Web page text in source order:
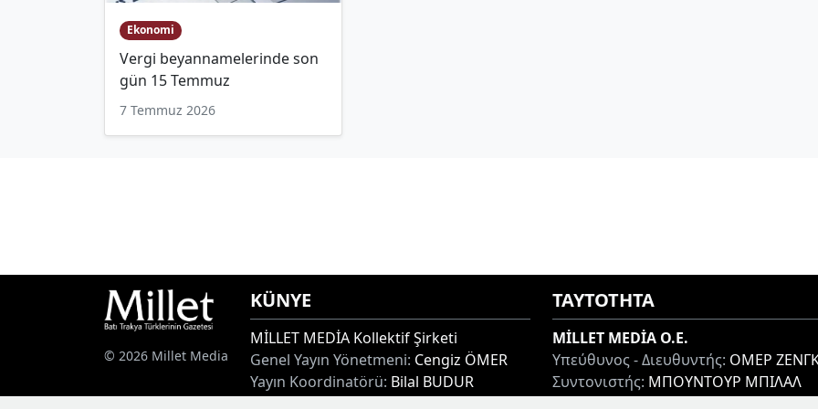
Ekonomi
Vergi beyannamelerinde son
gün 15 Temmuz
7 Temmuz 2026
© 2026 Millet Media
KÜNYE
MİLLET MEDİA Kollektif Şirketi
Genel Yayın Yönetmeni: Cengiz ÖMER
Yayın Koordinatörü: Bilal BUDUR
Adres:Miaouli 7-9, Xanthi 67100, GREECE
ΤΑΥΤΟΤΗΤΑ
MİLLET MEDİA O.E.
Υπεύθυνος - Διευθυντής: ΟΜΕΡ
Συντονιστής: ΜΠΟΥΝΤΟΥΡ ΜΠΙΛΑΛ
Διεύθυνση:ΜΙΑΟΥΛΗ 7-9, ΞΑΝΘΗ